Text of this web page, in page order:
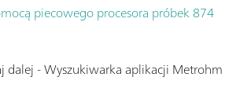
piecowego procesora próbek 874
dalej - Wyszukiwarka aplikacji